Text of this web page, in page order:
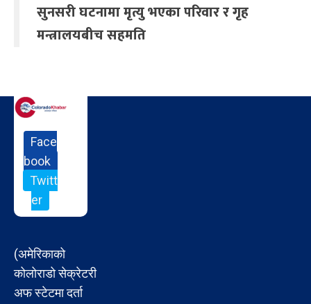
सुनसरी घटनामा मृत्यु भएका परिवार र गृह
मन्त्रालयबीच सहमति
Face
book
Twitt
er
(अमेरिकाको
कोलोराडो सेक्रेटरी
अफ स्टेटमा दर्ता